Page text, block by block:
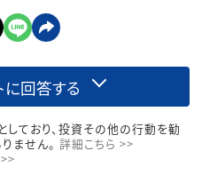
に回答する
ており、投資その他の行動を勧
ません。 詳細こちら >>